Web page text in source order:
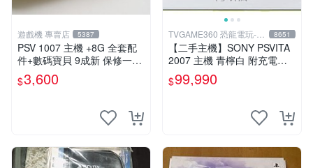
遊戲機 專賣店 5387
PSV 1007 主機 +8G 全套配
件+數碼寶貝 9成新 保修一年
品質有保障 psvita
$3,600
TVGAME360 恐龍電玩-台
中店
8651
【二手主機】SONY PSVITA
2007 主機 青檸白 附充電器
USB傳輸線 PS VITA PSV 台
中恐龍電玩
$99,990